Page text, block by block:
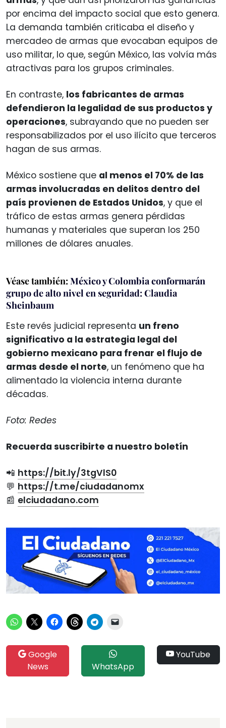
por encima del impacto social que esto genera.
La demanda también criticaba el diseño y
mercadeo de armas que evocaban equipos de
uso militar, lo que, según México, las volvía más
atractivas para los grupos criminales.
En contraste, los fabricantes de armas
defendieron la legalidad de sus productos y
operaciones, subrayando que no pueden ser
responsabilizados por el uso ilícito que terceros
hagan de sus armas.
México sostiene que al menos el 70% de las
armas involucradas en delitos dentro del
país provienen de Estados Unidos, y que el
tráfico de estas armas genera pérdidas
humanas y materiales que superan los 250
millones de dólares anuales.
Véase también: México y Colombia conformarán
grupo de alto nivel en seguridad: Claudia
Sheinbaum
Este revés judicial representa un freno
significativo a la estrategia legal del
gobierno mexicano para frenar el flujo de
armas desde el norte, un fenómeno que ha
alimentado la violencia interna durante
décadas.
Foto: Redes
Recuerda suscribirte a nuestro boletín
📲 https://bit.ly/3tgVlS0
💬 https://t.me/ciudadanomx
📰 elciudadano.com
Google
News
WhatsApp
YouTube